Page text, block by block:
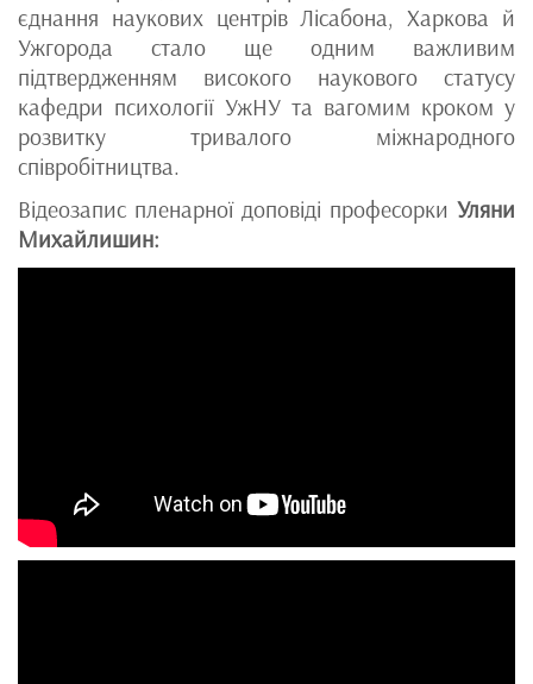
єднання наукових центрів Лісабона, Харкова й
Ужгорода стало ще одним важливим
підтвердженням високого наукового статусу
кафедри психології УжНУ та вагомим кроком у
розвитку тривалого міжнародного
співробітництва.
Відеозапис пленарної доповіді професорки Уляни
Михайлишин: